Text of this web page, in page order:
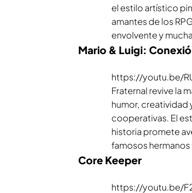
el estilo artístico
amantes de los
envolvente y
Mario & Luigi:
https://youtu.be/
Fraternal revive la
humor, creatividad
cooperativas. El
historia promete
famosos
Core Keeper
https://youtu.be/